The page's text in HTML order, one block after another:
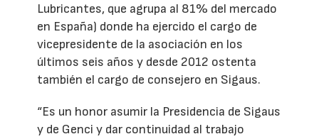
Lubricantes, que agrupa al 81% del mercado
en España) donde ha ejercido el cargo de
vicepresidente de la asociación en los
últimos seis años y desde 2012 ostenta
también el cargo de consejero en Sigaus.
“Es un honor asumir la Presidencia de Sigaus
y de Genci y dar continuidad al trabajo